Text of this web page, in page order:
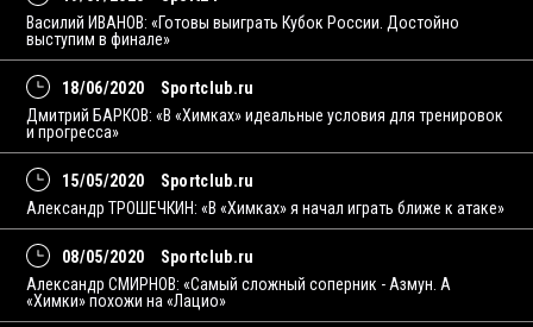
Василий ИВАНОВ: «Готовы выиграть Кубок России. Достойно
выступим в финале»
18/06/2020
Sportclub.ru
Дмитрий БАРКОВ: «В «Химках» идеальные условия для тренировок
и прогресса»
15/05/2020
Sportclub.ru
Александр ТРОШЕЧКИН: «В «Химках» я начал играть ближе к атаке»
08/05/2020
Sportclub.ru
Александр СМИРНОВ: «Самый сложный соперник - Азмун. А
«Химки» похожи на «Лацио»